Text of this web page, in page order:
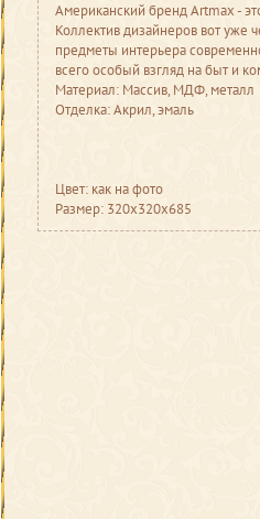
Американский бренд Artmax -
Коллектив дизайнеров вот уже
предметы интерьера
всего особый взгляд на быт и
Материал: Массив, МДФ, металл
Отделка: Акрил, эмаль
Цвет: как на фото
Размер: 320x320x685